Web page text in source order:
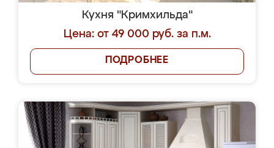
Кухня "Кримхильда"
Цена: от 49 000 руб. за п.м.
ПОДРОБНЕЕ